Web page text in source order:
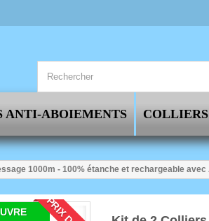
ANTI-ABOIEMENTS
1000m - 100% étanche et rechargeable